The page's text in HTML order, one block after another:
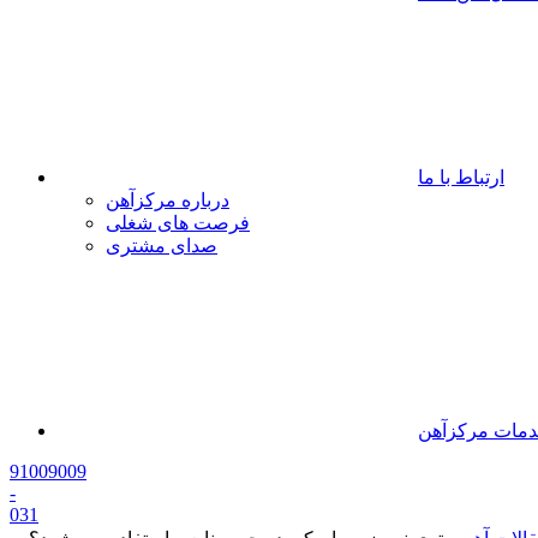
ارتباط با ما
درباره مرکزآهن
فرصت های شغلی
صدای مشتری
مرکزآهن
91009009
-
031